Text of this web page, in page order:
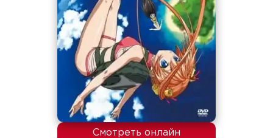
Смотреть онлайн